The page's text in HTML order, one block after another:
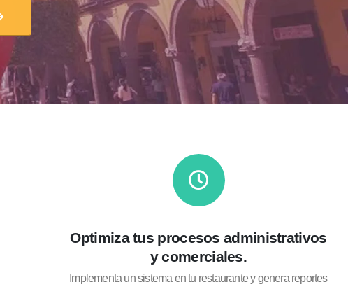
Optimiza tus procesos administrativos
y comerciales.
Implementa un sistema en tu restaurante y genera reportes